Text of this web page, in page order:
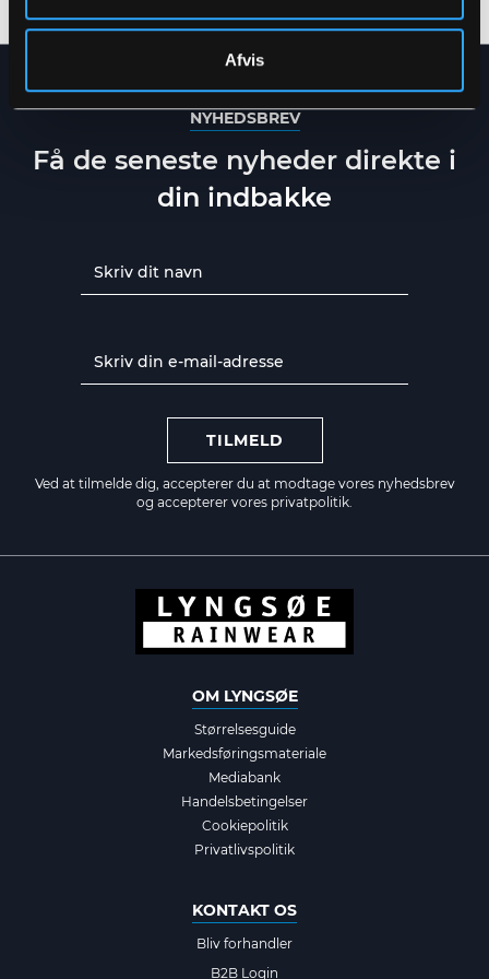
Afvis
NYHEDSBREV
Få de seneste nyheder direkte i
din indbakke
TILMELD
Ved at tilmelde dig, accepterer du at modtage vores nyhedsbrev
og accepterer vores privatpolitik.
OM LYNGSØE
Størrelsesguide
Markedsføringsmateriale
Mediabank
Handelsbetingelser
Cookiepolitik
Privatlivspolitik
KONTAKT OS
Bliv forhandler
B2B Login